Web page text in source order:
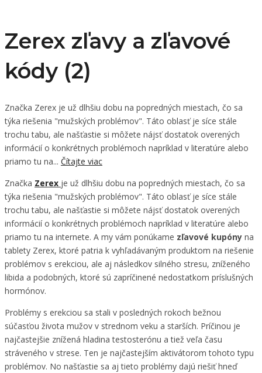
Zerex zľavy a zľavové
kódy (2)
Značka Zerex je už dlhšiu dobu na popredných miestach, čo sa
týka riešenia "mužských problémov". Táto oblasť je síce stále
trochu tabu, ale našťastie si môžete nájsť dostatok overených
informácií o konkrétnych problémoch napríklad v literatúre alebo
priamo tu na... Čítajte viac
Značka Zerex je už dlhšiu dobu na popredných miestach, čo sa
týka riešenia "mužských problémov". Táto oblasť je síce stále
trochu tabu, ale našťastie si môžete nájsť dostatok overených
informácií o konkrétnych problémoch napríklad v literatúre alebo
priamo tu na internete. A my vám ponúkame zľavové kupóny na
tablety Zerex, ktoré patria k vyhľadávaným produktom na riešenie
problémov s erekciou, ale aj následkov silného stresu, zníženého
libida a podobných, ktoré sú zapríčinené nedostatkom príslušných
hormónov.
Problémy s erekciou sa stali v posledných rokoch bežnou
súčasťou života mužov v strednom veku a starších. Príčinou je
najčastejšie znížená hladina testosterónu a tiež veľa času
stráveného v strese. Ten je najčastejším aktivátorom tohoto typu
problémov. No našťastie sa aj tieto problémy dajú riešiť hneď